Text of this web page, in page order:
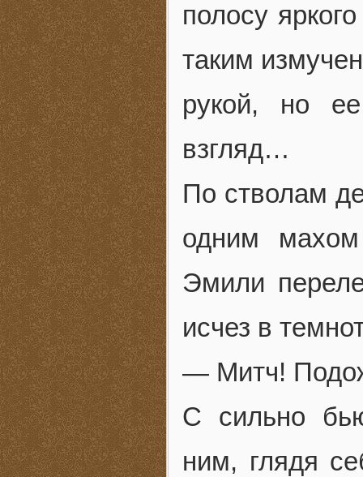
полосу
таким
рукой, но
взгляд…
По стволам
одним
Эмили
исчез в
— Митч!
С сильно
ним, глядя